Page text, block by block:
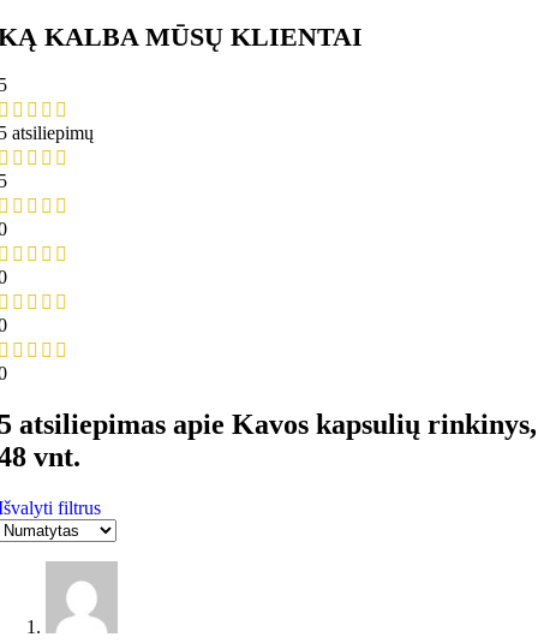
KALBA MŪSŲ KLIENTAI
atsiliepimų
atsiliepimas apie Kavos kapsulių rinkinys,
vnt.
filtrus